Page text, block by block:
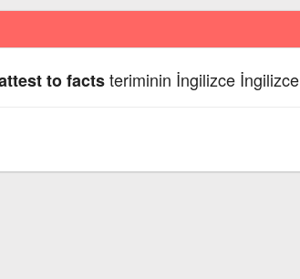
to factsteriminin İngilizce İngilizce